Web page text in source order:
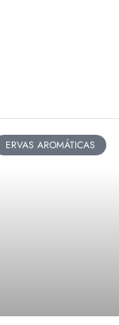
ERVAS AROMÁTICAS